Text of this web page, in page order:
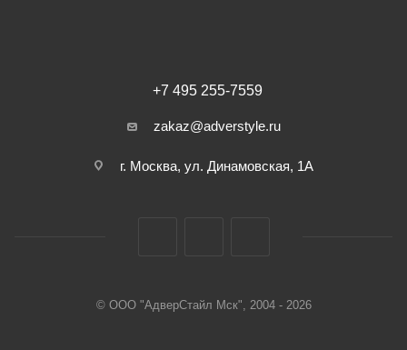
+7 495 255-7559
zakaz@adverstyle.ru
г. Москва, ул. Динамовская, 1А
© ООО "АдверСтайл Мск", 2004 - 2026